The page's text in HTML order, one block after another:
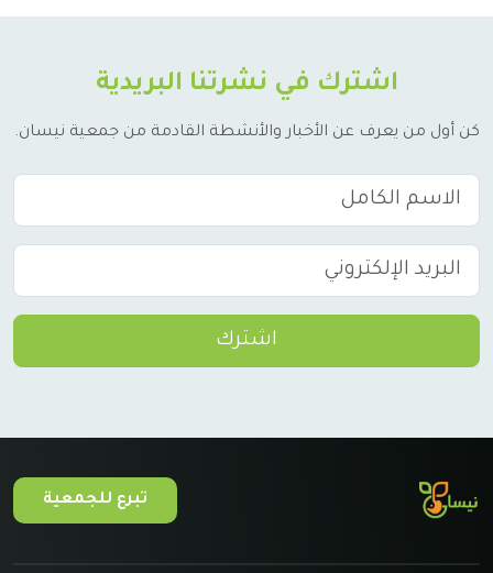
اشترك في نشرتنا البريدية
كن أول من يعرف عن الأخبار والأنشطة القادمة من جمعية نيسان.
اشترك
تبرع للجمعية